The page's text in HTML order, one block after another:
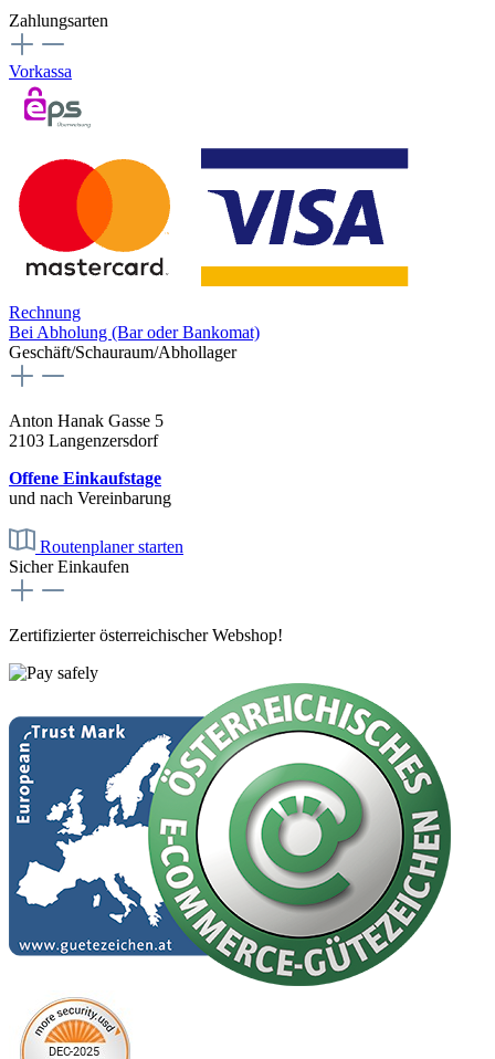
Zahlungsarten
Vorkassa
Rechnung
Bei Abholung (Bar oder Bankomat)
Geschäft/Schauraum/Abhollager
Anton Hanak Gasse 5
2103 Langenzersdorf
Offene Einkaufstage
und nach Vereinbarung
Routenplaner starten
Sicher Einkaufen
Zertifizierter österreichischer Webshop!